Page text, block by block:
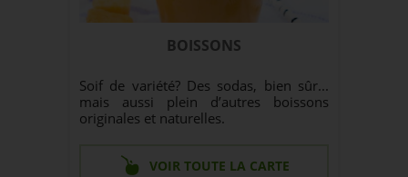
BOISSONS
Soif de variété? Des sodas, bien sûr...
mais aussi plein d’autres boissons
originales et naturelles.
VOIR TOUTE LA CARTE